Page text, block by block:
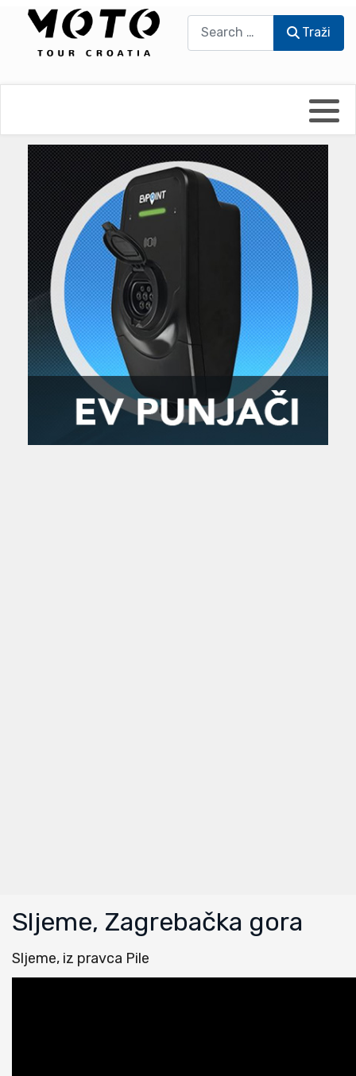
Traži
Sljeme, Zagrebačka gora
Sljeme, iz pravca Pile
UmPaDrum
Moto servisi
Impressum
Damir Žerić - ELPASSO
Dario Dinter - Moto TOZ
Igor Kreč - UmPaDrum
Igor Kukec Brmbi
Slaven Gajdek
MTC - Moto Tour Croatia
Moto putopisi
Vikend vožnje
Zanimljivost
Najave i noviteti